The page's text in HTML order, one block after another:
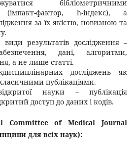
бібліометричними
(імпакт-фактор, h-індекс), а
за їх якістю, новизною та
види результатів дослідження –
дані, алгоритми,
а не лише статті.
досліджень як
публікаціями.
науки – публікація
доступ до даних і кодів.
Committee of Medical Journal
для всіх наук):